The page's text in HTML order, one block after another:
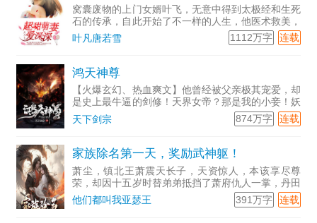
窝囊废物的上门女婿叶飞，无意中得到太极经和生死
石的传承，自此开始了不一样的人生，他医术救美，
武道杀敌，不仅横扫他人的轻视和嘲笑，赢得娇妻的
芳心，更是站到了这世界的巅峰，睥睨天下。
叶凡唐若雪 连载
1112万字
鸿天神尊
【火爆玄幻、热血爽文】他曾经被父亲极其宠爱，却
是史上最牛逼的剑修！天界女帝？那是我的小妾！妖
界大龙？那是我宠物！魔界战神？那是我的徒弟！
我，云昊，敢与我为敌者，杀！
天下剑宗 连载
874万字
家族除名第一天，奖励武神躯！
萧尘，镇北王萧震天长子，天资惊人，本该享尽尊
荣，却因十五岁时替弟弟抵挡了萧府仇人一掌，丹田
破碎，武道资质尽失，被父亲视为耻辱，一直生活在
天才弟弟的阴影之下。一日，因弟弟觊觎他的未婚妻
他们都叫我亚瑟王 连载
391万字